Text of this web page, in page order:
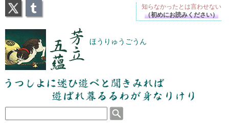
芳立五蘊 ほうりゅうごうん
うつしよに迷ひ遊べと聞きみれば遊ばれ暮るるわが
身なりけり
知らなかったとは言わせない
（初めにお読みください）
X Tumblr